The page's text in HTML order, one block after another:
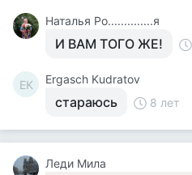
Наталья Ро..............я
И ВАМ ТОГО ЖЕ!
EK Ergasch Kudratov
стараюсь 8 лет
Леди Мила